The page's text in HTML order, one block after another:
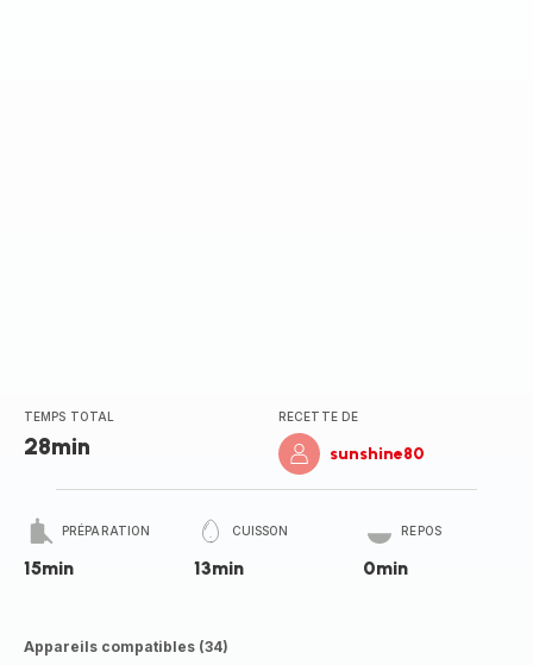
TEMPS TOTAL
28min
RECETTE DE
sunshine80
PRÉPARATION
15min
CUISSON
13min
REPOS
0min
Appareils compatibles (34)